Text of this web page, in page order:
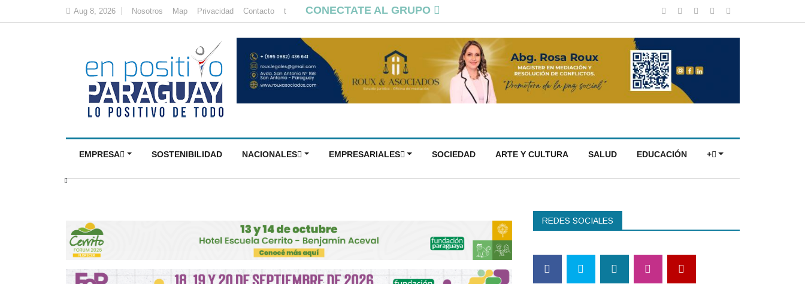
Aug 8, 2026 Nosotros Map Privacidad Contacto t CONECTATE AL GRUPO
EMPRESA SOSTENIBILIDAD NACIONALES EMPRESARIALES SOCIEDAD ARTE Y CULTURA SALUD EDUCACIÓN +
REDES SOCIALES